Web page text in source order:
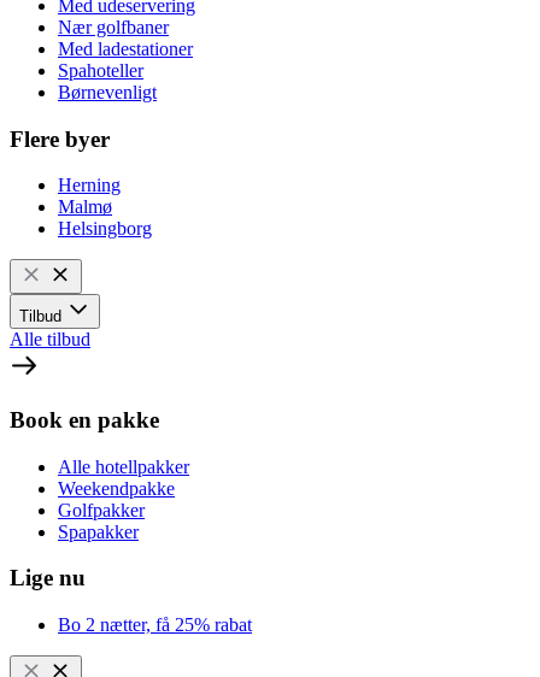
Med udeservering
Nær golfbaner
Med ladestationer
Spahoteller
Børnevenligt
Flere byer
Herning
Malmø
Helsingborg
Tilbud
Alle tilbud
Book en pakke
Alle hotellpakker
Weekendpakke
Golfpakker
Spapakker
Lige nu
Bo 2 nætter, få 25% rabat